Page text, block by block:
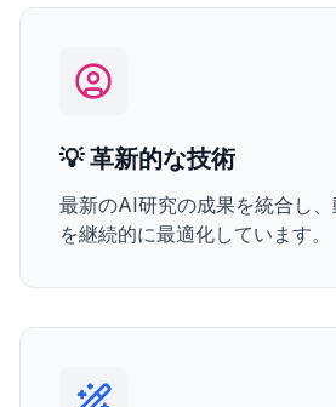
💡 革新的な技術
最新のAI研究の成果を統合し
を継続的に最適化しています。